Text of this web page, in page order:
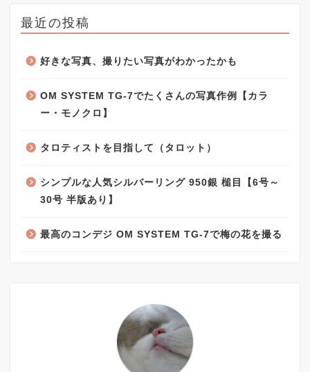
最近の投稿
好きな写真、撮りたい写真がわかったかも
OM SYSTEM TG-7でたくさんの写真作例【カラ
ー・モノクロ】
タロティストを目指して（タロット）
シンプルな人気シルバーリング 950銀 槌目【6号～
30号 半版あり】
最高のコンデジ OM SYSTEM TG-7で梅の花を撮る